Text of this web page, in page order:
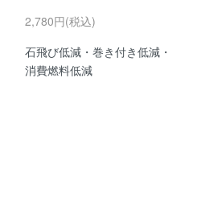
2,780円(税込)
石飛び低減・巻き付き低減・
消費燃料低減